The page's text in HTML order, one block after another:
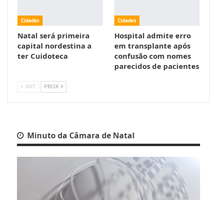
Cidades
Natal será primeira
capital nordestina a
ter Cuidoteca
Cidades
Hospital admite erro
em transplante após
confusão com nomes
parecidos de pacientes
ANT PROX
Minuto da Câmara de Natal